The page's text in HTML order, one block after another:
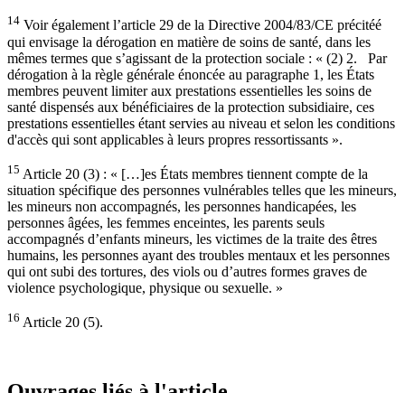
14 Voir également l’article 29 de la Directive 2004/83/CE précitéé
qui envisage la dérogation en matière de soins de santé, dans les
mêmes termes que s’agissant de la protection sociale : « (2) 2. Par
dérogation à la règle générale énoncée au paragraphe 1, les États
membres peuvent limiter aux prestations essentielles les soins de
santé dispensés aux bénéficiaires de la protection subsidiaire, ces
prestations essentielles étant servies au niveau et selon les conditions
d'accès qui sont applicables à leurs propres ressortissants ».
15 Article 20 (3) : « […]es États membres tiennent compte de la
situation spécifique des personnes vulnérables telles que les mineurs,
les mineurs non accompagnés, les personnes handicapées, les
personnes âgées, les femmes enceintes, les parents seuls
accompagnés d’enfants mineurs, les victimes de la traite des êtres
humains, les personnes ayant des troubles mentaux et les personnes
qui ont subi des tortures, des viols ou d’autres formes graves de
violence psychologique, physique ou sexuelle. »
16 Article 20 (5).